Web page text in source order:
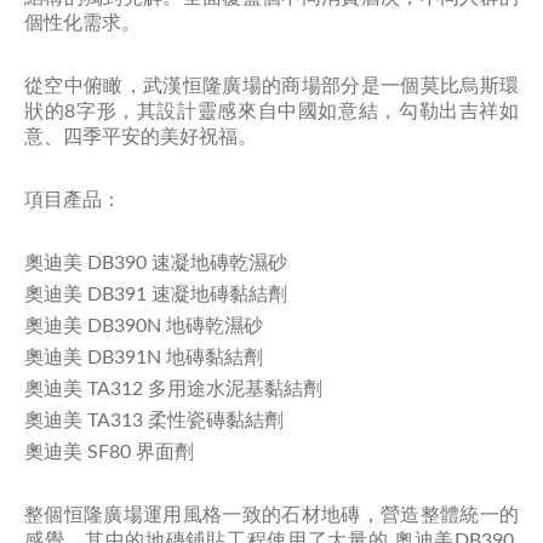
個性化需求。
從空中俯瞰，武漢恒隆廣場的商場部分是一個莫比烏斯環
狀的8字形，其設計靈感來自中國如意結，勾勒出吉祥如
意、四季平安的美好祝福。
項目產品：
奧迪美 DB390 速凝地磚乾濕砂
奧迪美 DB391 速凝地磚黏結劑
奧迪美 DB390N 地磚乾濕砂
奧迪美 DB391N 地磚黏結劑
奧迪美 TA312 多用途水泥基黏結劑
奧迪美 TA313 柔性瓷磚黏結劑
奧迪美 SF80 界面劑
整個恒隆廣場運用風格一致的石材地磚，營造整體統一的